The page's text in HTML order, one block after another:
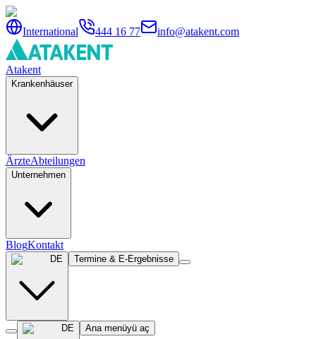
International 444 16 77 info@atakent.com
Atakent
Krankenhäuser
ÄrzteAbteilungen
Unternehmen
BlogKontakt
DE Termine & E-Ergebnisse
DE Ana menüyü aç